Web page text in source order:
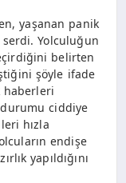
yaşanan panik
Yolculuğun
belirten
şöyle ifade
haberleri
durumu ciddiye
hızla
endişe
yapıldığını